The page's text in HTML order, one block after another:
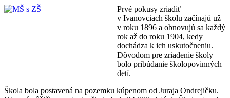
Prvé pokusy zriadiť
v Ivanovciach školu začínajú už
v roku 1896 a obnovujú sa každý
rok až do roku 1904, kedy
dochádza k ich uskutočneniu.
Dôvodom pre zriadenie školy
bolo pribúdanie školopovinných
detí.
Škola bola postavená na pozemku kúpenom od Juraja Ondrejičku.